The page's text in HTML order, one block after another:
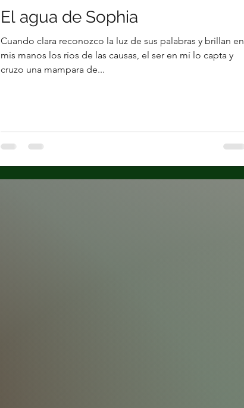
El agua de Sophia
Cuando clara reconozco la luz de sus palabras y brillan en
mis manos los ríos de las causas, el ser en mí lo capta y
cruzo una mampara de...